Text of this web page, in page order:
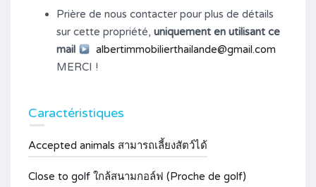
Prière de nous contacter pour plus de détails
sur cette propriété, uniquement en utilisant ce
mail
albertimmobilierthailande@gmail.com
MERCI !
Caractéristiques
Accepted animals สามารถเลี้ยงสัตว์ได้
Close to golf ใกล้สนามกอล์ฟ (Proche de golf)